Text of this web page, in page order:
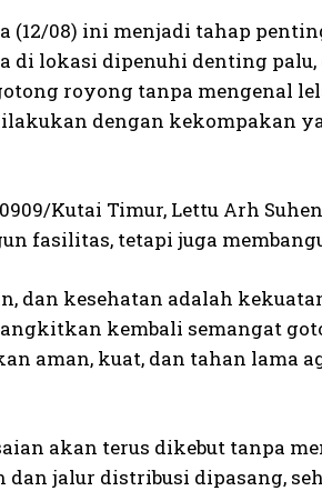
(12/08) ini menjadi tahap
di lokasi dipenuhi denting
royong tanpa mengenal
dengan kekompakan
Kutai Timur, Lettu Arh
fasilitas, tetapi juga
dan kesehatan adalah
kembali semangat
aman, kuat, dan tahan lama
akan terus dikebut tanpa
jalur distribusi dipasang,